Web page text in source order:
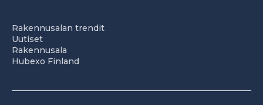
Rakennusalan trendit
Uutiset
Rakennusala
Hubexo Finland